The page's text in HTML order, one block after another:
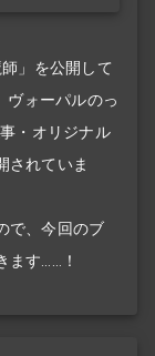
」を公開して
ヴォーパルのっ
・オリジナル
されていま
で、今回のブ
ます……！